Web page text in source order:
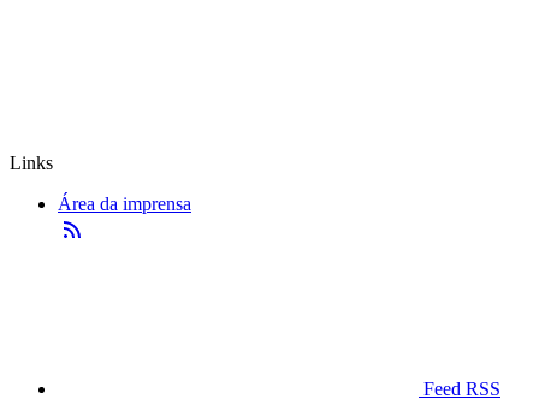
Links
Área da imprensa
Feed RSS